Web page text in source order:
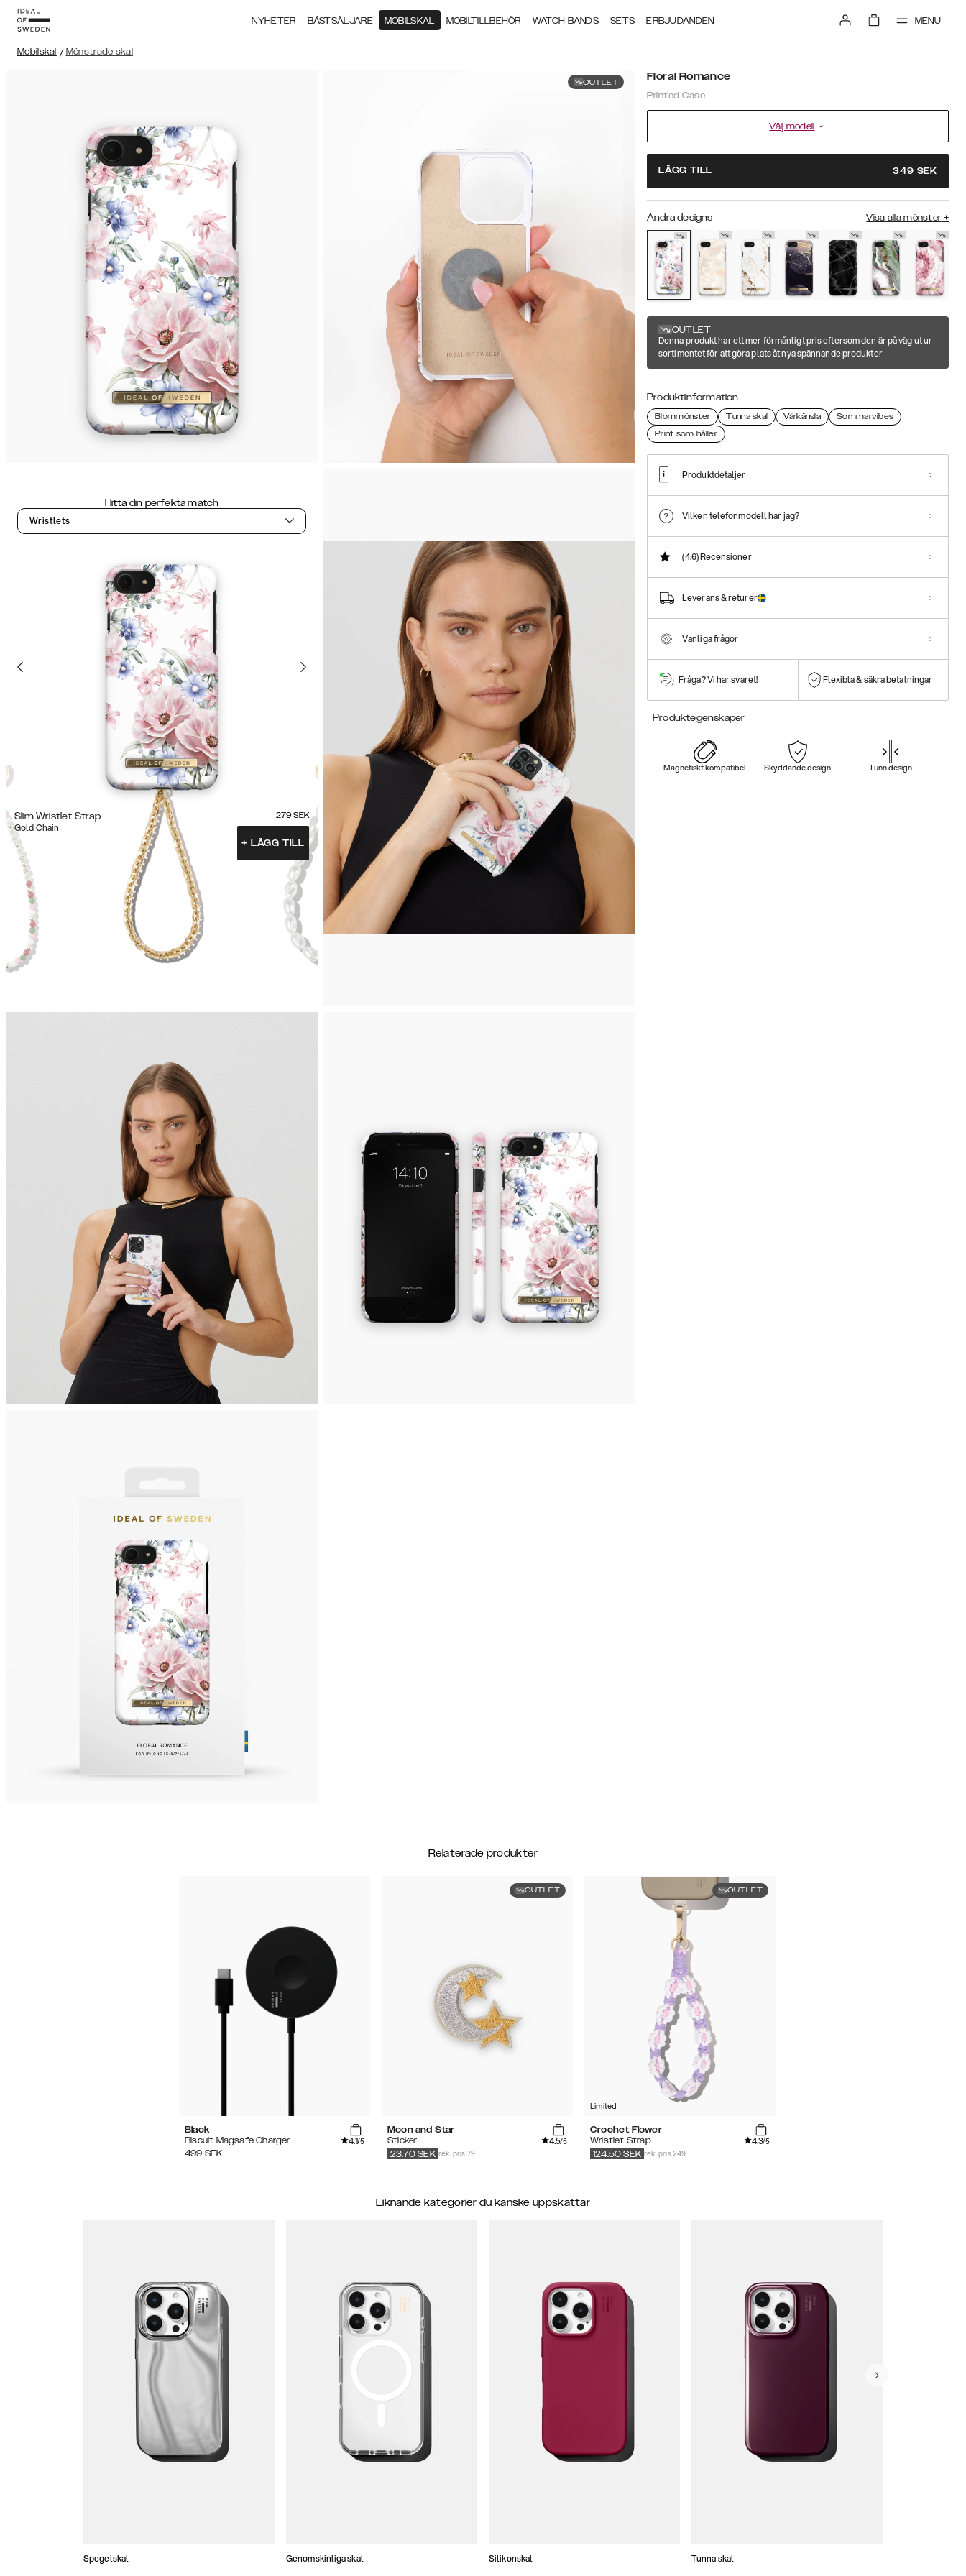
NYHETER BÄSTSÄLJARE MOBILSKAL MOBILTILLBEHÖR WATCH BANDS SETS ERBJUDANDEN MENU
Mobilskal / Mönstrade skal
OUTLET
Hitta din perfekta match
Wristlets
Slim Wristlet Strap
Gold Chain
279 SEK
+ LÄGG TILL
Floral Romance
Printed Case
Välj modell
LÄGG TILL 349 SEK
Andra designs Visa alla mönster +
OUTLET
Denna produkt har ett mer förmånligt pris eftersom den är på väg ut ur
sortimentet för att göra plats åt nya spännande produkter
Produktinformation
Blommönster Tunna skal Vårkänsla
Sommarvibes
Print som håller
Produktdetaljer
Vilken telefonmodell har jag?
(4.6)Recensioner
Leverans & returer
Vanliga frågor
Fråga? Vi har svaret! Flexibla & säkra betalningar
Produktegenskaper
Magnetiskt kompatibel Skyddande design Tunn design
Relaterade produkter
Black
Biscuit Magsafe Charger
4.1/5
499 SEK
OUTLET
Moon and Star
Sticker
4.5/5
rek. pris 79
23.70 SEK
OUTLET
Limited
Crochet Flower
Wristlet Strap
4.3/5
rek. pris 249
124.50 SEK
Liknande kategorier du kanske uppskattar
Spegelskal Genomskinliga skal Silikonskal Tunna skal